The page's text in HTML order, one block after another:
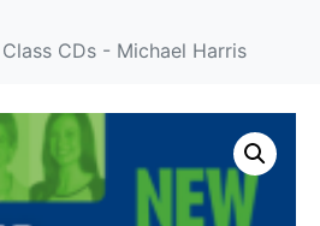
CDs - Michael Harris